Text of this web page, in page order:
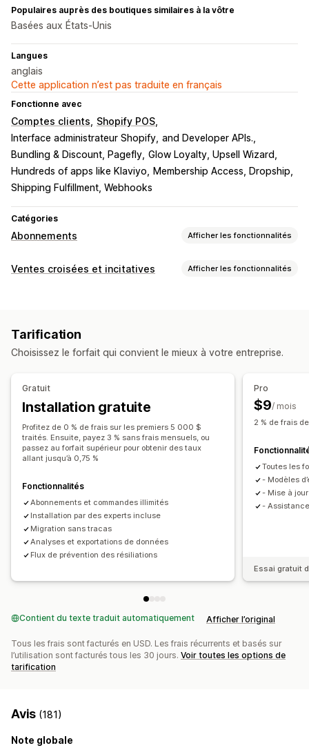
Populaires auprès des boutiques similaires à la vôtre
Basées aux États-Unis
Langues
anglais
Cette application n’est pas traduite en français
Fonctionne avec
Comptes clients
Shopify POS
Interface administrateur Shopify and Developer APIs.
Bundling & Discount, Pagefly Glow Loyalty, Upsell Wizard
Hundreds of apps like Klaviyo
Membership Access, Dropship
Shipping Fulfillment, Webhooks
Catégories
Abonnements Afficher les fonctionnalités
Types d’abonnement
Lots de produits
Produits numériques
Produits physiques
Tarification que vous pouvez définir
Tarification fixe Tarification échelonnée
Périodes d’essai Tarification selon l’utilisation
Tarification dynamique
Ventes croisées et incitatives Afficher les fonctionnalités
Analyses de données
Taux de conversion
Tarification
Choisissez le forfait qui convient le mieux à votre entreprise.
Gratuit
Installation gratuite
Profitez de 0 % de frais sur les premiers 5 000 $
traités. Ensuite, payez 3 % sans frais mensuels, ou
passez au forfait supérieur pour obtenir des taux
allant jusqu’à 0,75 %
Fonctionnalités
Abonnements et commandes illimités
Installation par des experts incluse
Migration sans tracas
Analyses et exportations de données
Flux de prévention des résiliations
Pro
$9/ mois
2 % de frais
Toutes les
- Modèles
- Mise à
-
Essai gratuit
Contient du texte traduit automatiquement Afficher l’original
Tous les frais sont facturés en USD. Les frais récurrents et basés sur
l’utilisation sont facturés tous les 30 jours. Voir toutes les options de
tarification
Avis (181)
Note globale